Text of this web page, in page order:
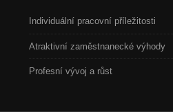
Individuální pracovní příležitosti
Atraktivní zaměstnanecké výhody
Profesní vývoj а růst